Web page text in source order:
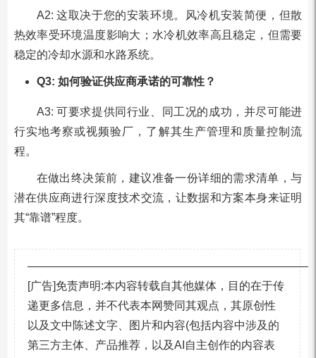
A2: 这取决于您的安装环境。风冷机安装简便，但散
热效率受环境温度影响大；水冷机效率高且稳定，但需要
稳定的冷却水源和水路系统。
Q3: 如何验证供应商承诺的可靠性？
A3: 可要求提供同行业、同工况的成功，并尽可能进
行实地考察或视频验厂，了解其生产管理和质量控制流
程。
在做出终决策前，建议准备一份详细的需求清单，与
潜在供应商进行深度技术交流，让数据和方案本身来证明
其“靠谱”程度。
[广告]免责声明:本内容转载自其他媒体，目的在于传
递更多信息，并不代表本网赞同其观点，其原创性
以及文中陈述文字、图片和内容(包括内容中涉及的
第三方主体、产品推荐，以及AI自主创作的内容表